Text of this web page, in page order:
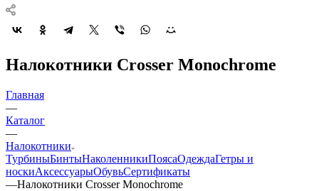
Налокотники Crosser Monochrome
Главная
—
Каталог
—
Налокотники
ТурбиныБинтыНаколенникиПоясаОдеждаГетры и
носкиАксессуарыОбувьСертификаты
—Налокотники Crosser Monochrome